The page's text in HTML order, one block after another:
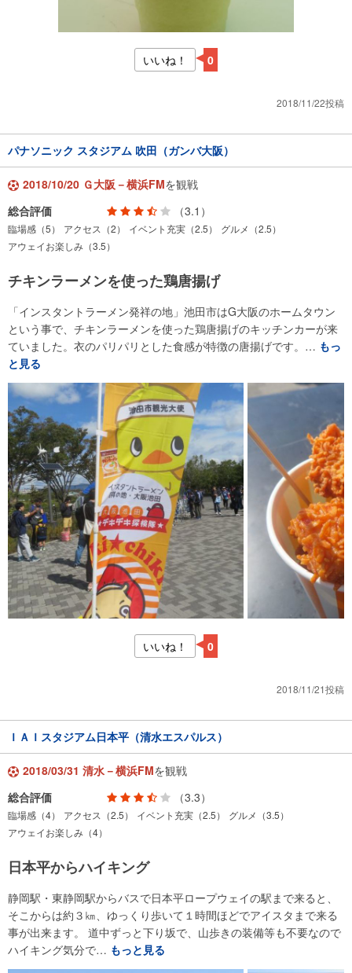
いいね！ 0
2018/11/22投稿
パナソニック スタジアム 吹田（ガンバ大阪）
2018/10/20 Ｇ大阪－横浜FMを観戦
総合評価
（3.1）
臨場感（5） アクセス（2） イベント充実（2.5）
グルメ（2.5）
アウェイお楽しみ（3.5）
チキンラーメンを使った鶏唐揚げ
「インスタントラーメン発祥の地」池田市はG大阪のホームタウン
という事で、チキンラーメンを使った鶏唐揚げのキッチンカーが来
ていました。衣のパリパリとした食感が特徴の唐揚げです。… もっ
と見る
いいね！ 0
2018/11/21投稿
ＩＡＩスタジアム日本平（清水エスパルス）
2018/03/31 清水－横浜FMを観戦
総合評価
（3.3）
臨場感（4） アクセス（2.5） イベント充実（2.5）
グルメ（3.5）
アウェイお楽しみ（4）
日本平からハイキング
静岡駅・東静岡駅からバスで日本平ロープウェイの駅まで来ると、
そこからは約３㎞、ゆっくり歩いて１時間ほどでアイスタまで来る
事が出来ます。 道中ずっと下り坂で、山歩きの装備等も不要なので
ハイキング気分で… もっと見る